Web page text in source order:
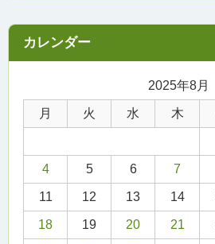
2025年8月
月 火 水 木
4 5 6 7
11 12 13 14
18 19 20 21